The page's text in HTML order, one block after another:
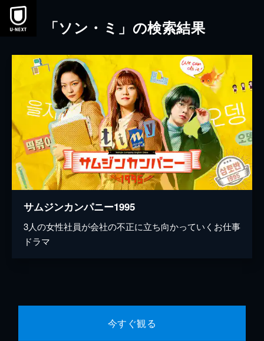
本文へスキップ
「ソン・ミ」の検索結果
サムジンカンパニー1995
3人の女性社員が会社の不正に立ち向かっていくお仕事
ドラマ
今すぐ観る